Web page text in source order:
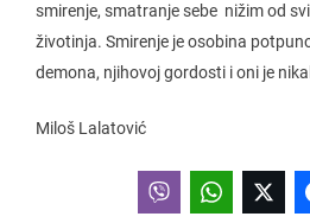
smirenje, smatranje sebe nižim od
životinja. Smirenje je osobina
demona, njihovoj gordosti i oni je
Miloš Lalatović